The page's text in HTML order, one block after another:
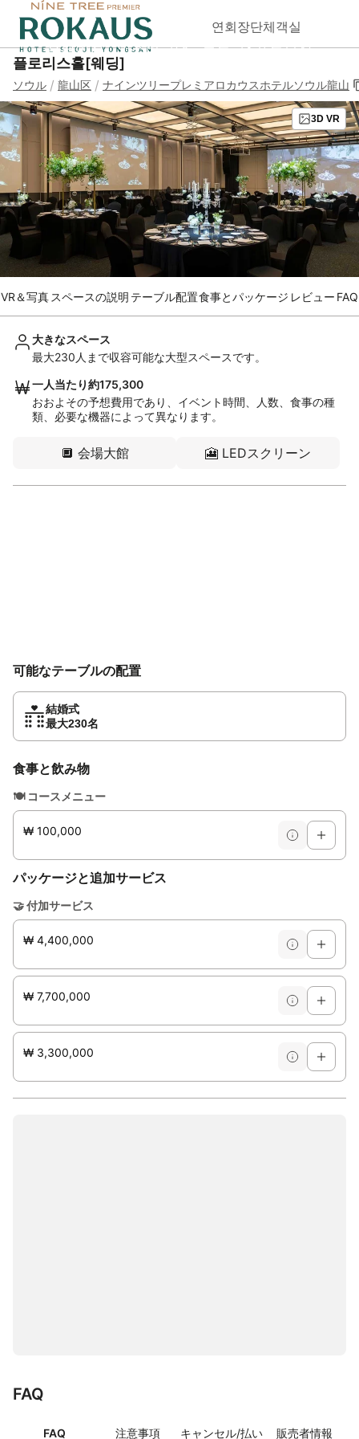
연회장단체객실
홈페이지 인스타그램
블로그&프로모션
플로리스홀[웨딩]
ソウル / 龍山区 / ナインツリープレミアロカウスホテルソウル龍山
3D VR
VR＆写真 スペースの説明 テーブル配置食事とパッケージ レビュー FAQ
大きなスペース
最大230人まで収容可能な大型スペースです。
一人当たり約175,300
おおよその予想費用であり、イベント時間、人数、食事の種
類、必要な機器によって異なります。
🔲 会場大館 🎦 LEDスクリーン
可能なテーブルの配置
結婚式
最大230名
食事と飲み物
🍽️ コースメニュー
₩ 100,000
パッケージと追加サービス
🤝付加サービス
₩ 4,400,000
₩ 7,700,000
₩ 3,300,000
FAQ
FAQ 注意事項 キャンセル/払い 販売者情報